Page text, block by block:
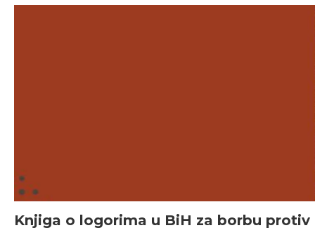
Knjiga o logorima u BiH za borbu